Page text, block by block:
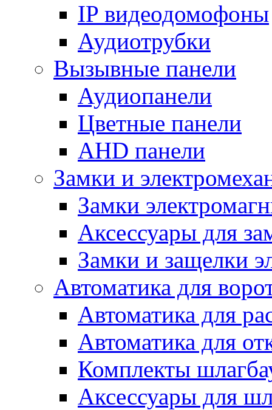
IP видеодомофоны
Аудиотрубки
Вызывные панели
Аудиопанели
Цветные панели
AHD панели
Замки и
Замки
Аксессуары для
Замки и защелки
Автоматика для
Автоматика для
Автоматика для
Комплекты
Аксессуары для